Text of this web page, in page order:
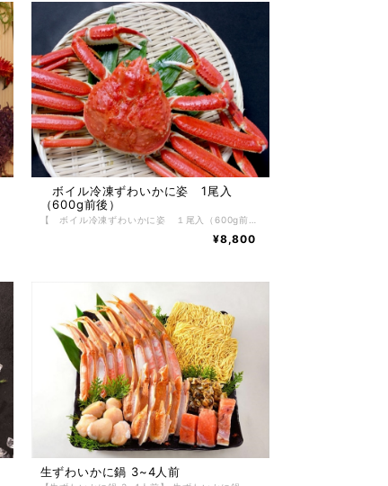
ボイル冷凍ずわいかに姿 1尾入
（600g前後）
【 ボイル冷凍ずわいかに姿 １尾入（600g前後）】 ボイル冷凍ずわいかに姿 600g前後 １尾 根室の自社工場でボイル加工したゆでずわいかに。鮮度が良く、身の入りがしっかりしたずわいかにだけを厳選し、かにの達人工場長が絶妙な塩加減と茹で時間で美味しくボイルした後、急速冷凍で旨味と鮮度を閉じ込めました。ずわいかにの醍醐味でもある繊細な脚肉をかぶりつける逸品。ずわいかにのかにみそも絶品。 かに好きが選ぶ、毛がに、花咲がに、たらばかにと並ぶ四天王の１つであるずわいかにかにはその美味しさから非常に人気があり、一番好きな かに と言われています。 【お召し上がり方】 冷凍状態でお届けしますので深めの皿に甲羅を下にしてラップ等をかけ自然解凍で解凍してください。 ※電子レンジでの解凍は旨みが逃げてしまいますのでおやめ下さい。 【特定原材料】 かに 【配送方法】 冷凍便 【保存方法】 -18℃以下で保存して下さい。 解凍後は冷蔵庫で2日間、保存期間は冷凍庫で約2ヶ月。
¥8,800
生ずわいかに鍋 3~4人前